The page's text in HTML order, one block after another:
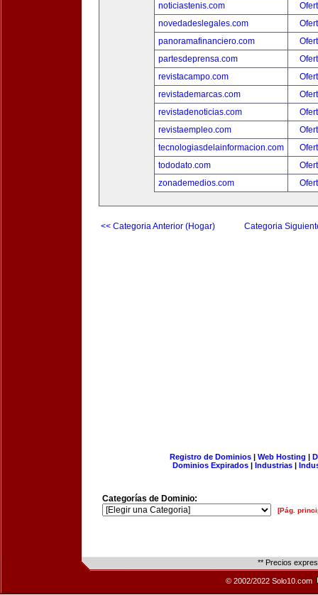
noticiastenis.com
novedadeslegales.com
panoramafinanciero.com
partesdeprensa.com
revistacampo.com
revistademarcas.com
revistadenoticias.com
revistaempleo.com
tecnologiasdelainformacion.com
tododato.com
zonademedios.com
<< Categoria Anterior (Hogar) Categoria
Registro de Dominios| Web Hosting |
Dominios Expirados | Industrias |
Categorías de Dominio:
[Pág.
** Precios
© 2002/2022 Solo10.com